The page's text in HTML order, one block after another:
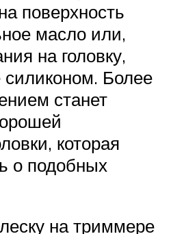
поверхность
масло или,
на головку,
силиконом. Более
станет
которая
о подобных
на триммере